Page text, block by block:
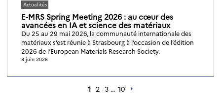
Actualités
E-MRS Spring Meeting 2026 : au cœur des
avancées en IA et science des matériaux
Du 25 au 29 mai 2026, la communauté internationale des
matériaux s’est réunie à Strasbourg à l’occasion de l’édition
2026 de l’European Materials Research Society.
3 juin 2026
1 2 3 … 10